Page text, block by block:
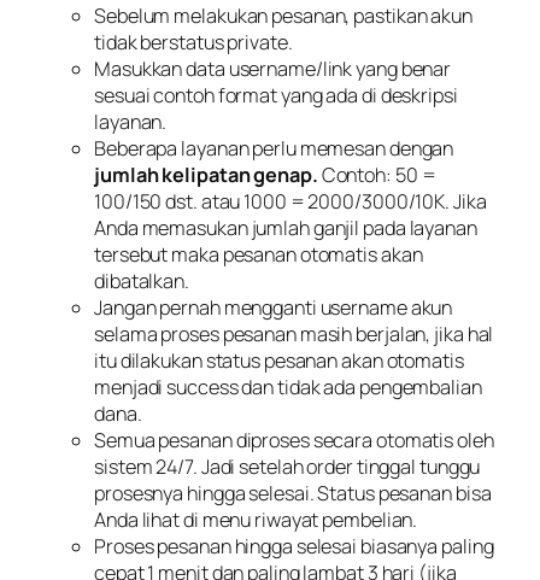
Sebelum melakukan pesanan, pastikan akun
tidak berstatus private.
Masukkan data username/link yang benar
sesuai contoh format yang ada di deskripsi
layanan.
Beberapa layanan perlu memesan dengan
jumlah kelipatan genap.Contoh: 50 =
100/150 dst. atau 1000 = 2000/3000/10K. Jika
Anda memasukan jumlah ganjil pada layanan
tersebut maka pesanan otomatis akan
dibatalkan.
Jangan pernah mengganti username akun
selama proses pesanan masih berjalan, jika hal
itu dilakukan status pesanan akan otomatis
menjadi success dan tidak ada pengembalian
dana.
Semua pesanan diproses secara otomatis oleh
sistem 24/7. Jadi setelah order tinggal tunggu
prosesnya hingga selesai. Status pesanan bisa
Anda lihat di menu riwayat pembelian.
Proses pesanan hingga selesai biasanya paling
cepat 1 menit dan paling lambat 3 hari (jika